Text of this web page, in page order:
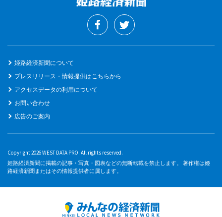
姫路経済新聞について
プレスリリース・情報提供はこちらから
アクセスデータの利用について
お問い合わせ
広告のご案内
Copyright 2026 WEST DATA PRO. All rights reserved.
姫路経済新聞に掲載の記事・写真・図表などの無断転載を禁止します。 著作権は姫
路経済新聞またはその情報提供者に属します。